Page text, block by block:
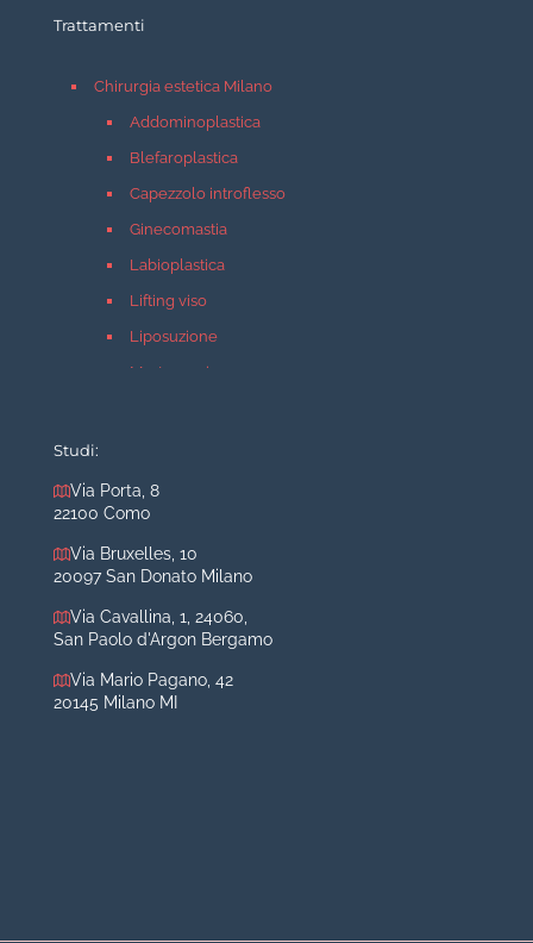
Trattamenti
Chirurgia estetica Milano
Addominoplastica
Blefaroplastica
Capezzolo introflesso
Ginecomastia
Labioplastica
Lifting viso
Liposuzione
Mastopessi
Rinoplastica
Medicina estetica Milano
Acido ialuronico viso
Aumento labbra
Filler
Studi:
Via Porta, 8
22100 Como
Via Bruxelles, 10
20097 San Donato Milano
Via Cavallina, 1, 24060,
San Paolo d'Argon Bergamo
Via Mario Pagano, 42
20145 Milano MI